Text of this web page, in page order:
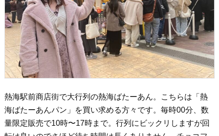
熱海駅前商店街で大行列の熱海ばたーあん。こちらは「熱
海ばたーあんパン」を買い求める方々です。毎時00分、数
量限定販売で10時〜17時まで。行列にビックリしますが回